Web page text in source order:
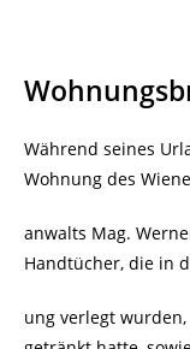
Während seines
Wohnung des
anwalts Mag.
Handtücher, die in
ung verlegt